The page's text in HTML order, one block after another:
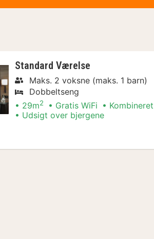
Standard Værelse
Maks. 2 voksne (maks. 1 barn)
Dobbeltseng
29m2 Gratis WiFi
Udsigt over bjergene